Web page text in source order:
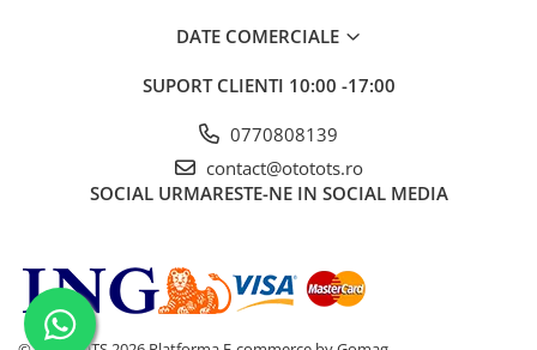
DATE COMERCIALE
SUPORT CLIENTI 10:00 -17:00
0770808139
contact@ototots.ro
SOCIAL URMARESTE-NE IN SOCIAL MEDIA